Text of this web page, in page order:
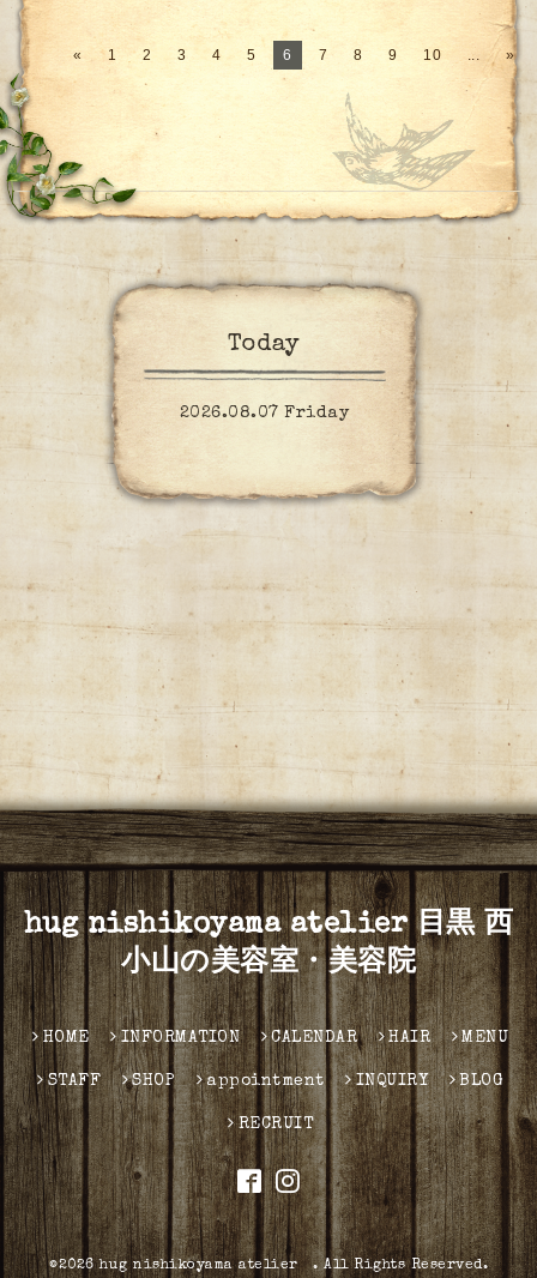
« 1 2 3 4 5 6 7 8 9 10 ... »
Today
2026.08.07 Friday
hug nishikoyama atelier 目黒 西
小山の美容室・美容院
HOME INFORMATION CALENDAR HAIR MENU
STAFF SHOP appointment INQUIRY BLOG
RECRUIT
©2026hug nishikoyama atelier. All Rights Reserved.